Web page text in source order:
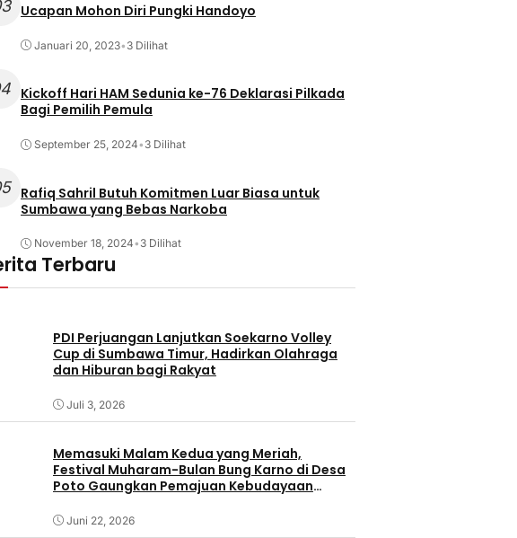
Ucapan Mohon Diri Pungki Handoyo
Januari 20, 2023• 3 Dilihat
Kickoff Hari HAM Sedunia ke-76 Deklarasi Pilkada
Bagi Pemilih Pemula
September 25, 2024• 3 Dilihat
Rafiq Sahril Butuh Komitmen Luar Biasa untuk
Sumbawa yang Bebas Narkoba
November 18, 2024• 3 Dilihat
Terbaru
PDI Perjuangan Lanjutkan Soekarno Volley
Cup di Sumbawa Timur, Hadirkan Olahraga
dan Hiburan bagi Rakyat
Juli 3, 2026
Memasuki Malam Kedua yang Meriah,
Festival Muharam-Bulan Bung Karno di Desa
Poto Gaungkan Pemajuan Kebudayaan
Juni 22, 2026